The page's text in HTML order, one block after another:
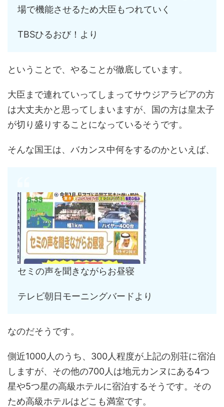
場で機能させるため大臣もつれていく
TBSひるおび！より
ということで、やることが徹底しています。
大臣まで連れていってしまってサウジアラビアの方
は大丈夫かと思ってしまいますが、国の方は皇太子
が切り盛りすることになっているそうです。
そんな国王は、バカンス中何をするのかといえば、
セミの声を聞きながらお昼寝
テレビ朝日モーニングバードより
なのだそうです。
側近1000人のうち、300人程度が上記の別荘に宿泊
しますが、その他の700人は地元カンヌにある4つ
星や5つ星の高級ホテルに宿泊するそうです。その
ため高級ホテルはどこも満室です。